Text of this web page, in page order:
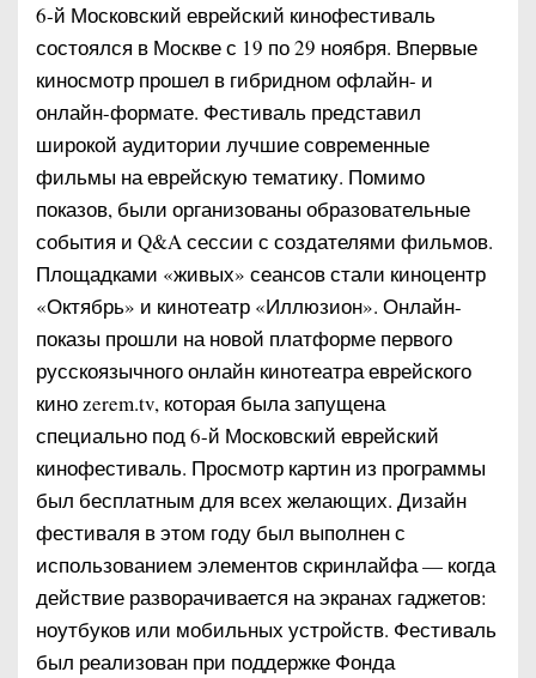
6-й Московский еврейский кинофестиваль
состоялся в Москве с 19 по 29 ноября. Впервые
киносмотр прошел в гибридном офлайн- и
онлайн-формате. Фестиваль представил
широкой аудитории лучшие современные
фильмы на еврейскую тематику. Помимо
показов, были организованы образовательные
события и Q&A сессии с создателями фильмов.
Площадками «живых» сеансов стали киноцентр
«Октябрь» и кинотеатр «Иллюзион». Онлайн-
показы прошли на новой платформе первого
русскоязычного онлайн кинотеатра еврейского
кино zerem.tv, которая была запущена
специально под 6-й Московский еврейский
кинофестиваль. Просмотр картин из программы
был бесплатным для всех желающих. Дизайн
фестиваля в этом году был выполнен с
использованием элементов скринлайфа — когда
действие разворачивается на экранах гаджетов:
ноутбуков или мобильных устройств. Фестиваль
был реализован при поддержке Фонда